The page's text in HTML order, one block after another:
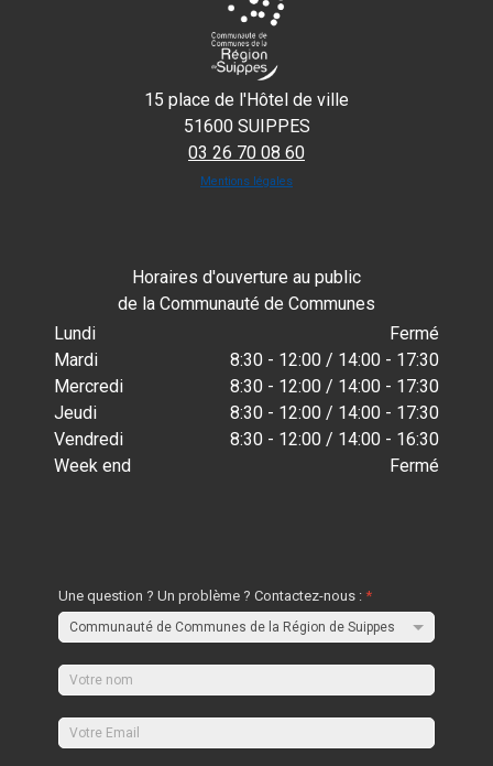
15 place de l'Hôtel de ville
51600 SUIPPES
03 26 70 08 60
Mentions légales
Horaires d'ouverture au public
de la Communauté de Communes
Lundi
Fermé
Mardi
8:30 - 12:00 / 14:00 - 17:30
Mercredi
8:30 - 12:00 / 14:00 - 17:30
Jeudi
8:30 - 12:00 / 14:00 - 17:30
Vendredi
8:30 - 12:00 / 14:00 - 16:30
Week end
Fermé
Une question ? Un problème ? Contactez-nous :*